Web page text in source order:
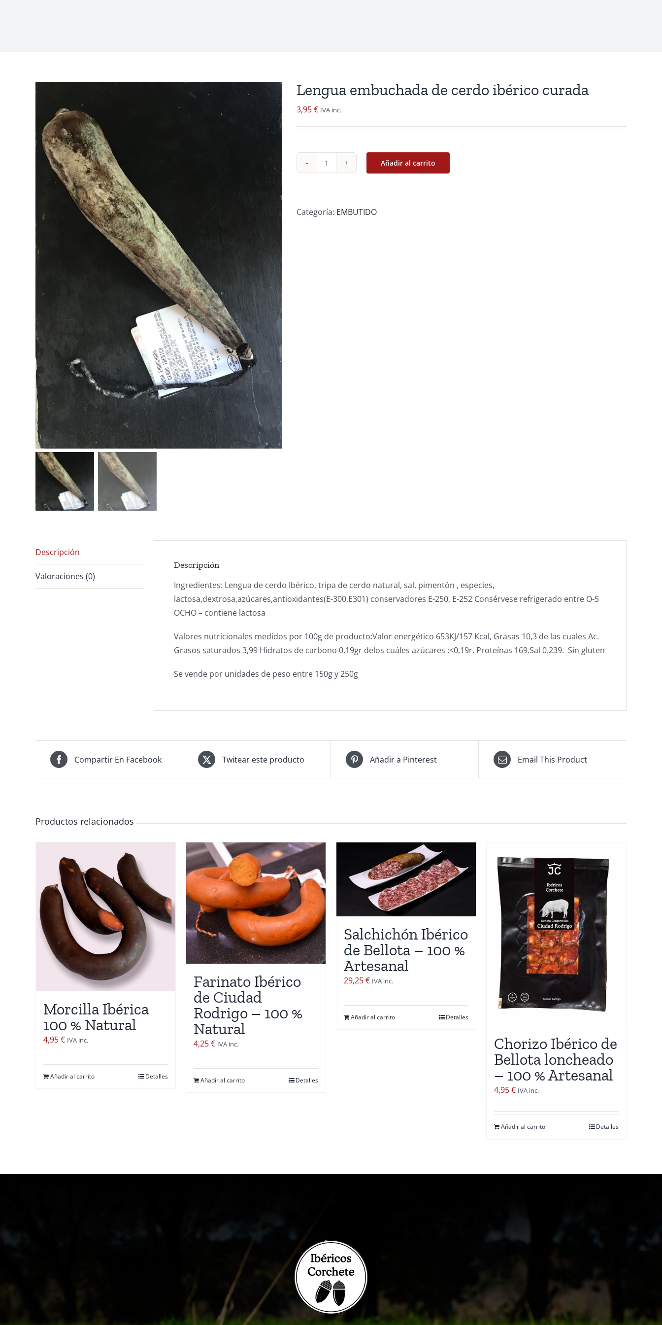
Lengua embuchada de cerdo ibérico curada
3,95€ IVA inc.
Lengua
cerdo
Añadir al carrito
Categoría: EMBUTIDO
Descripción
Valoraciones (0)
Descripción
Ingredientes: Lengua de cerdo Ibérico, tripa de cerdo natural, sal, pimentón , especies,
lactosa,dextrosa,azúcares,antioxidantes(E-300,E301) conservadores E-250, E-252 Consérvese refrigerado entre O-5
OCHO – contiene lactosa
Valores nutricionales medidos por 100g de producto:Valor energético 653KJ/157 Kcal, Grasas 10,3 de las cuales Ac.
Grasos saturados 3,99 Hidratos de carbono 0,19gr delos cuáles azúcares :<0,19r. Proteínas 169.Sal 0.239. Sin gluten
Se vende por unidades de peso entre 150g y 250g
Compartir En Facebook Twitear este producto Añadir a Pinterest Email This Product
Productos relacionados
Morcilla Ibérica
100 % Natural
4,95€ IVA inc.
Añadir al carrito Detalles
Farinato Ibérico
de Ciudad
Rodrigo – 100 %
Natural
4,25€ IVA inc.
Añadir al carrito Detalles
Salchichón Ibérico
de Bellota – 100 %
Artesanal
29,25€ IVA inc.
Añadir al carrito Detalles
Chorizo Ibérico de
Bellota loncheado
– 100 % Artesanal
4,95€ IVA inc.
Añadir al carrito Detalles